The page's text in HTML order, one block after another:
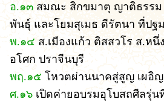
อ.๑๓ สมณะ สิกขมาตุ ญาติธรรม
พันธุ์ และโยมสุเมธ ดีรัตนา ที่ปฐ
พ.๑๔ ส.เมืองแก้ว ติสสวโร ส.ห
อโศก ปราจีนบุรี
พฤ.๑๕ โหวตผ่านนาคสู่สูญ เผอิ
ศ.๑๖เปิดค่ายอบรมอุโบสถศีลรุ่น